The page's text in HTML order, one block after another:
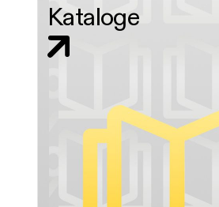
Kataloge